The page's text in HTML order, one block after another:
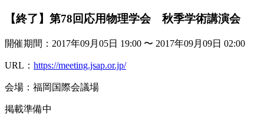
【終了】第78回応用物理学会 秋季学術講演会
開催期間：2017年09月05日 19:00 〜 2017年09月09日 02:00
URL： https://meeting.jsap.or.jp/
会場：福岡国際会議場
掲載準備中